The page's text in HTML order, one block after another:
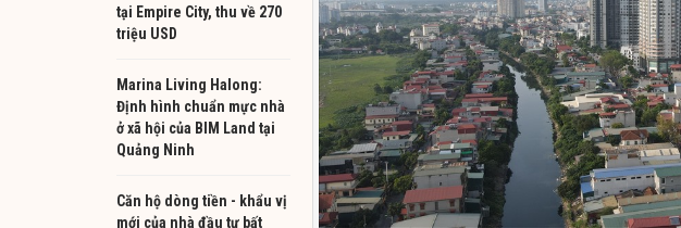
tại Empire City, thu về 270
triệu USD
Marina Living Halong:
Định hình chuẩn mực nhà
ở xã hội của BIM Land tại
Quảng Ninh
Căn hộ dòng tiền - khẩu vị
mới của nhà đầu tư bất